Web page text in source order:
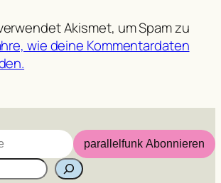
Akismet, um Spam zu
wie deine Kommentardaten
parallelfunk Abonnieren